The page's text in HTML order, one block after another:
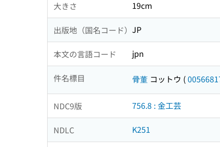
大きさ 19cm
出版地（国名コード） JP
本文の言語コード jpn
件名標目 骨董 コットウ (
NDC9版 756.8 : 金工芸
NDLC K251